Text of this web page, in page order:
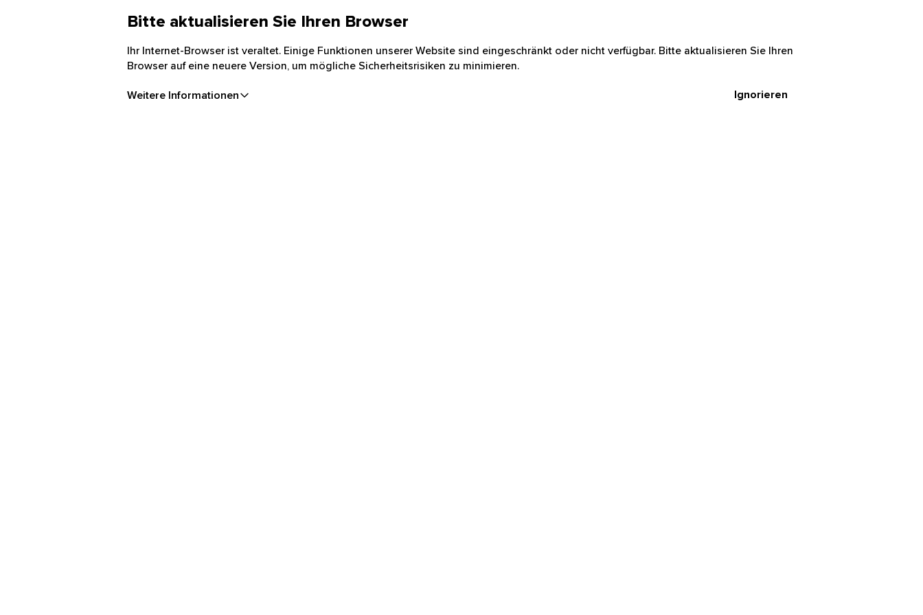
Bitte aktualisieren Sie Ihren Browser
Ihr Internet-Browser ist veraltet. Einige Funktionen unserer Website sind eingeschränkt oder nicht verfügbar. Bitte aktualisieren Sie Ihren
Browser auf eine neuere Version, um mögliche Sicherheitsrisiken zu minimieren.
Weitere Informationen Ignorieren